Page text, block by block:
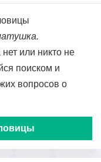
или никто не
поиском и
вопросов о